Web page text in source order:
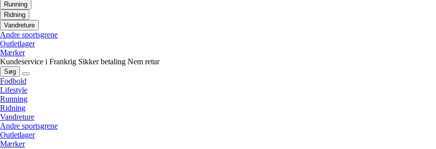
Running
Ridning
Vandreture
Andre sportsgrene
Outletlager
Mærker
Kundeservice i Frankrig Sikker betaling Nem retur
Søg
Fodbold
Lifestyle
Running
Ridning
Vandreture
Andre sportsgrene
Outletlager
Mærker